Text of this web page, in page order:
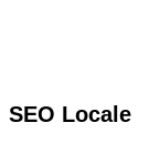
SEO Locale